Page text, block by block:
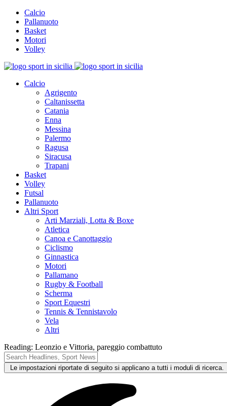
Calcio
Pallanuoto
Basket
Motori
Volley
Calcio
Agrigento
Caltanissetta
Catania
Enna
Messina
Palermo
Ragusa
Siracusa
Trapani
Basket
Volley
Futsal
Pallanuoto
Altri Sport
Arti Marziali, Lotta & Boxe
Atletica
Canoa e Canottaggio
Ciclismo
Ginnastica
Motori
Pallamano
Rugby & Football
Scherma
Sport Equestri
Tennis & Tennistavolo
Vela
Altri
Reading: Leonzio e Vittoria, pareggio combattuto